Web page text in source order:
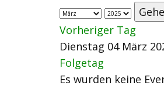
Vorheriger Tag
Dienstag 04 März
Folgetag
Es wurden keine